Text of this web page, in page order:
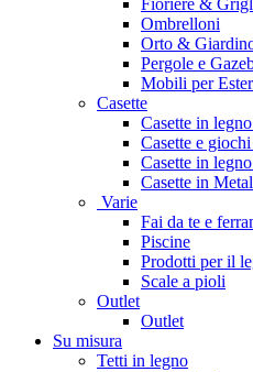
Fioriere &
Ombrelloni
Orto &
Pergole e
Mobili per
Casette
Casette in
Casette e
Casette in
Casette in
Varie
Fai da te e
Piscine
Prodotti per il
Scale a pioli
Outlet
Outlet
Su misura
Tetti in legno